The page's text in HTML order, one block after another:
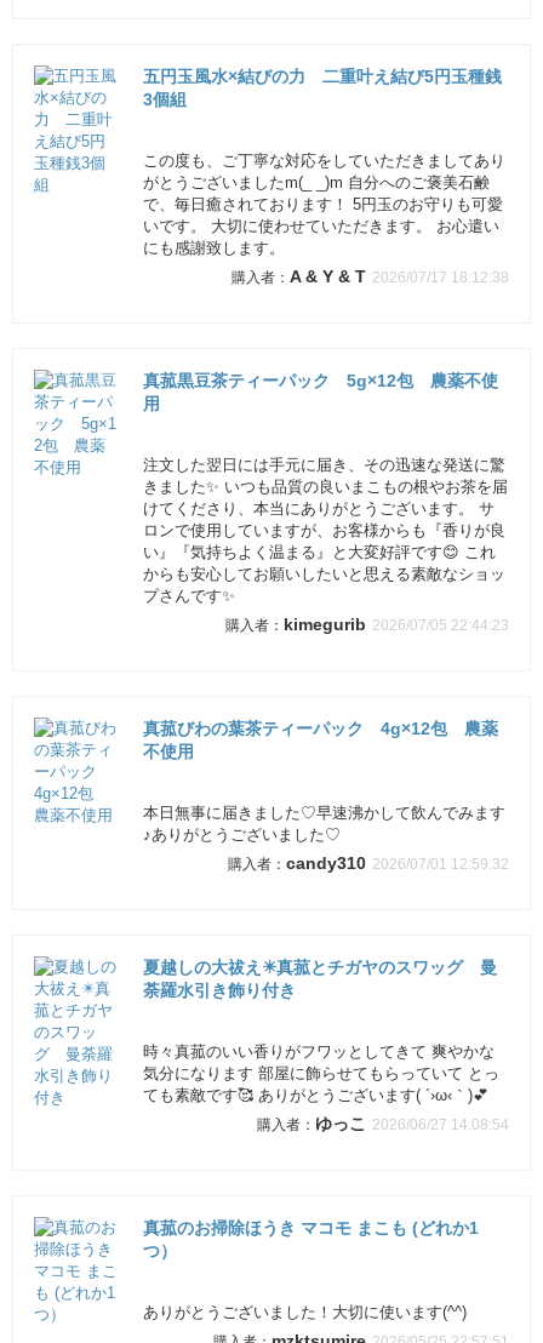
五円玉風水×結びの力 二重叶え結び5円玉種銭
3個組
この度も、ご丁寧な対応をしていただきましてあり
がとうございましたm(_ _)m 自分へのご褒美石鹸
で、毎日癒されております！ 5円玉のお守りも可愛
いです。 大切に使わせていただきます。 お心遣い
にも感謝致します。
A & Y & T 2026/07/17 18:12:38
真菰黒豆茶ティーパック 5g×12包 農薬不使
用
注文した翌日には手元に届き、その迅速な発送に驚
きました✨ いつも品質の良いまこもの根やお茶を届
けてくださり、本当にありがとうございます。 サ
ロンで使用していますが、お客様からも『香りが良
い』『気持ちよく温まる』と大変好評です😊 これ
からも安心してお願いしたいと思える素敵なショッ
プさんです✨
kimegurib 2026/07/05 22:44:23
真菰びわの葉茶ティーパック 4g×12包 農薬
不使用
本日無事に届きました♡早速沸かして飲んでみます
♪ありがとうございました♡
candy310 2026/07/01 12:59:32
夏越しの大祓え✴️真菰とチガヤのスワッグ 曼
荼羅水引き飾り付き
時々真菰のいい香りがフワッとしてきて 爽やかな
気分になります 部屋に飾らせてもらっていて とっ
ても素敵です🥰 ありがとうございます( ´›ω‹｀)💕
ゆっこ 2026/06/27 14:08:54
真菰のお掃除ほうき マコモ まこも (どれか1
つ）
ありがとうございました！大切に使います(^^)